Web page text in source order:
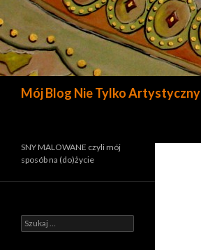
Mój Blog Nie Tylko Artystyczny
SNY MALOWANE czyli mój
sposób na (do)życie
Szukaj: